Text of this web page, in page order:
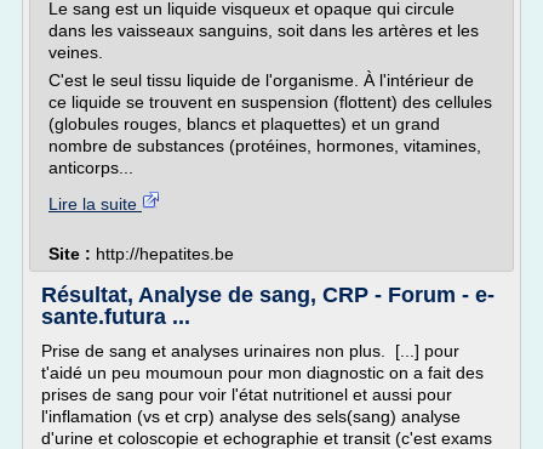
Le sang est un liquide visqueux et opaque qui circule
dans les vaisseaux sanguins, soit dans les artères et les
veines.
C'est le seul tissu liquide de l'organisme. À l'intérieur de
ce liquide se trouvent en suspension (flottent) des cellules
(globules rouges, blancs et plaquettes) et un grand
nombre de substances (protéines, hormones, vitamines,
anticorps...
Lire la suite
Site : http://hepatites.be
Résultat, Analyse de sang, CRP - Forum - e-
sante.futura ...
Prise de sang et analyses urinaires non plus. [...] pour
t'aidé un peu moumoun pour mon diagnostic on a fait des
prises de sang pour voir l'état nutritionel et aussi pour
l'inflamation (vs et crp) analyse des sels(sang) analyse
d'urine et coloscopie et echographie et transit (c'est exams